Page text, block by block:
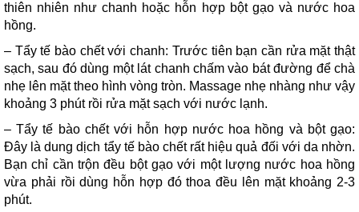
thiên nhiên như chanh hoặc hỗn hợp bột gạo và nước hoa
hồng.
– Tẩy tế bào chết với chanh: Trước tiên bạn cần rửa mặt thật
sạch, sau đó dùng một lát chanh chấm vào bát đường để chà
nhẹ lên mặt theo hình vòng tròn. Massage nhẹ nhàng như vậy
khoảng 3 phút rồi rửa mặt sạch với nước lạnh.
– Tẩy tế bào chết với hỗn hợp nước hoa hồng và bột gạo:
Đây là dung dịch tẩy tế bào chết rất hiệu quả đối với da nhờn.
Bạn chỉ cần trộn đều bột gạo với một lượng nước hoa hồng
vừa phải rồi dùng hỗn hợp đó thoa đều lên mặt khoảng 2-3
phút.